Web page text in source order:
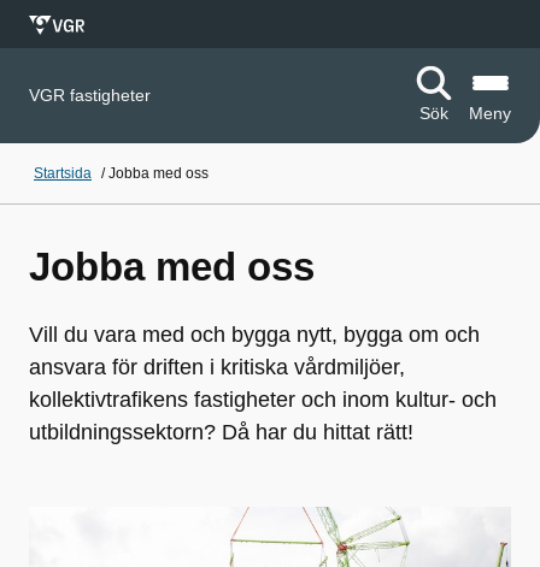
VGR fastigheter
Sök
Meny
Startsida /Jobba med oss
Jobba med oss
Vill du vara med och bygga nytt, bygga om och
ansvara för driften i kritiska vårdmiljöer,
kollektivtrafikens fastigheter och inom kultur- och
utbildningssektorn? Då har du hittat rätt!